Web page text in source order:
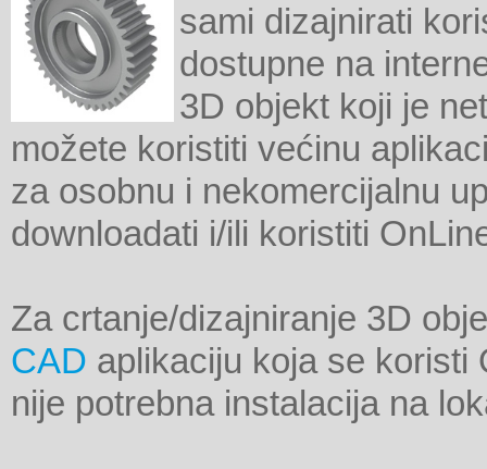
sami dizajnirati
dostupne na
3D objekt koji je
možete koristiti većinu
za osobnu i nekomercijalnu
downloadati i/ili koristiti
Za crtanje/dizajniranje 3D
CAD aplikaciju koja se koristi
nije potrebna instalacija na